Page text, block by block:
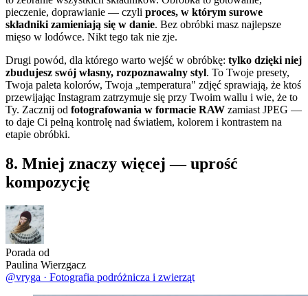
pieczenie, doprawianie — czyli proces, w którym surowe
składniki zamieniają się w danie. Bez obróbki masz najlepsze
mięso w lodówce. Nikt tego tak nie zje.
Drugi powód, dla którego warto wejść w obróbkę: tylko dzięki niej
zbudujesz swój własny, rozpoznawalny styl. To Twoje presety,
Twoja paleta kolorów, Twoja „temperatura" zdjęć sprawiają, że ktoś
przewijając Instagram zatrzymuje się przy Twoim wallu i wie, że to
Ty. Zacznij od fotografowania w formacie RAW zamiast JPEG —
to daje Ci pełną kontrolę nad światłem, kolorem i kontrastem na
etapie obróbki.
8. Mniej znaczy więcej — uprość
kompozycję
Porada od
Paulina Wierzgacz
@vryga · Fotografia podróżnicza i zwierząt